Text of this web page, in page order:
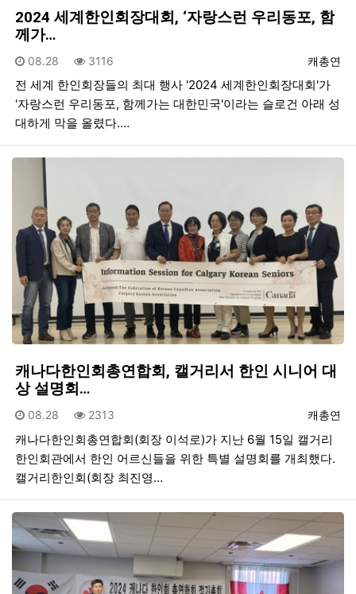
2024 세계한인회장대회, ‘자랑스런 우리동포, 함
께가…
등록자
캐총연
등록일
08.28 조회
3116
전 세계 한인회장들의 최대 행사 '2024 세계한인회장대회'가
'자랑스런 우리동포, 함께가는 대한민국'이라는 슬로건 아래 성
대하게 막을 올렸다.…
캐나다한인회총연합회, 캘거리서 한인 시니어 대
상 설명회…
등록자
캐총연
등록일
08.28 조회
2313
캐나다한인회총연합회(회장 이석로)가 지난 6월 15일 캘거리
한인회관에서 한인 어르신들을 위한 특별 설명회를 개최했다.
캘거리한인회(회장 최진영…